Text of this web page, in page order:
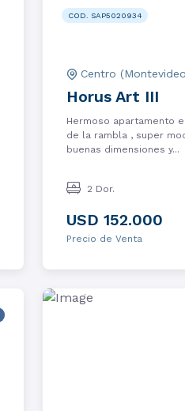
COD. SAP5020934
Centro
Horus Art III
Hermoso apartamento
de la rambla , super
buenas dimensiones y...
2 Dor.
USD 152.000
Precio de Venta